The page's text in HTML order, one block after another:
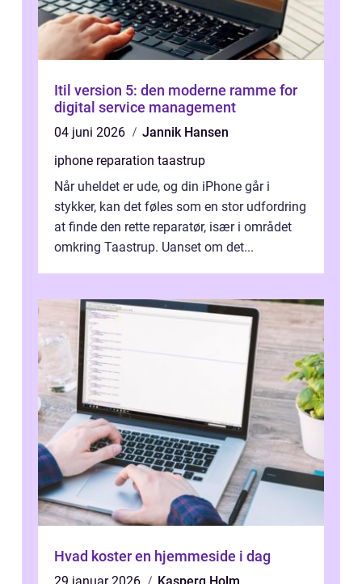
Itil version 5: den moderne ramme for
digital service management
04 juni 2026
Jannik Hansen
iphone reparation taastrup
Når uheldet er ude, og din iPhone går i
stykker, kan det føles som en stor udfordring
at finde den rette reparatør, især i området
omkring Taastrup. Uanset om det...
Hvad koster en hjemmeside i dag